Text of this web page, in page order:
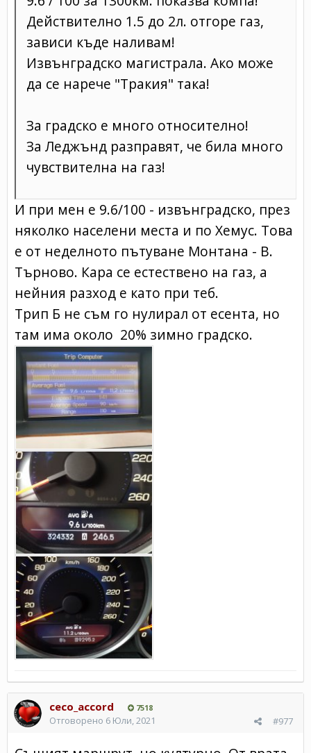
Действително 1.5 до 2л. отгоре газ,
зависи къде наливам!
Извънградско магистрала. Ако може
да се нарече "Тракия" така!
За градско е много относително!
За Леджънд разправят, че била много
чувствителна на газ!
И при мен е 9.6/100 - извънградско, през
няколко населени места и по Хемус. Това
е от неделното пътуване Монтана - В.
Търново. Кара се естествено на газ, а
нейния разход е като при теб.
Трип Б не съм го нулирал от есента, но
там има около 20% зимно градско.
ceco_accord 7518
#977
Отговорено 6 Юли, 2021